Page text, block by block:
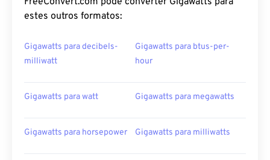
estes outros formatos:
Gigawatts para decibels-
milliwatt
Gigawatts para btus-per-
hour
Gigawatts para watt Gigawatts para megawatts
Gigawatts para horsepower Gigawatts para milliwatts